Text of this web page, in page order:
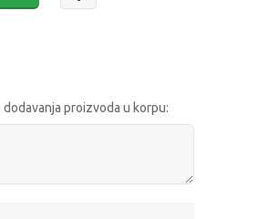
proizvoda u korpu: